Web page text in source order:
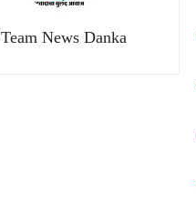
Team News Danka